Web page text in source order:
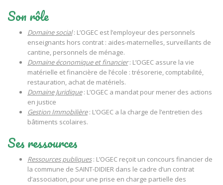
Son rôle
Domaine social: L’OGEC est l’employeur des personnels
enseignants hors contrat : aides-maternelles, surveillants de
cantine, personnels de ménage.
Domaine économique et financier: L’OGEC assure la vie
matérielle et financière de l’école : trésorerie, comptabilité,
restauration, achat de matériels.
Domaine Juridique: L’OGEC a mandat pour mener des actions
en justice
Gestion Immobilière: L’OGEC a la charge de l’entretien des
bâtiments scolaires.
Ses ressources
Ressources publiques: L’OGEC reçoit un concours financier de
la commune de SAINT-DIDIER dans le cadre d’un contrat
d’association, pour une prise en charge partielle des